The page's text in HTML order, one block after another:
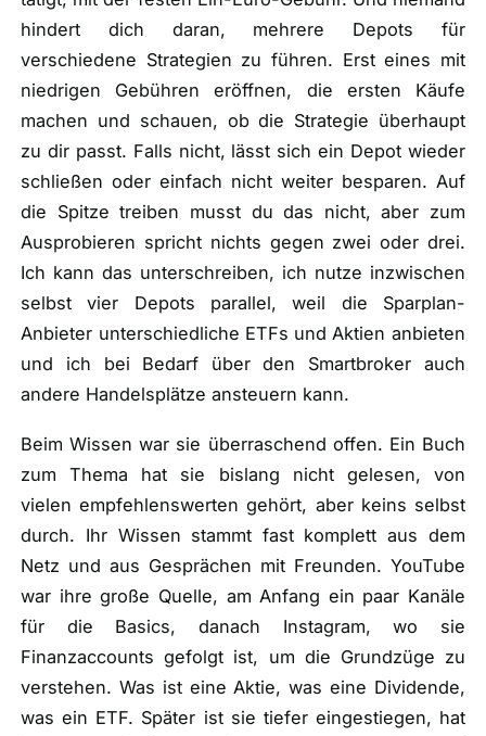
hindert dich daran, mehrere Depots für
verschiedene Strategien zu führen. Erst eines mit
niedrigen Gebühren eröffnen, die ersten Käufe
machen und schauen, ob die Strategie überhaupt
zu dir passt. Falls nicht, lässt sich ein Depot wieder
schließen oder einfach nicht weiter besparen. Auf
die Spitze treiben musst du das nicht, aber zum
Ausprobieren spricht nichts gegen zwei oder drei.
Ich kann das unterschreiben, ich nutze inzwischen
selbst vier Depots parallel, weil die Sparplan-
Anbieter unterschiedliche ETFs und Aktien anbieten
und ich bei Bedarf über den Smartbroker auch
andere Handelsplätze ansteuern kann.
Beim Wissen war sie überraschend offen. Ein Buch
zum Thema hat sie bislang nicht gelesen, von
vielen empfehlenswerten gehört, aber keins selbst
durch. Ihr Wissen stammt fast komplett aus dem
Netz und aus Gesprächen mit Freunden. YouTube
war ihre große Quelle, am Anfang ein paar Kanäle
für die Basics, danach Instagram, wo sie
Finanzaccounts gefolgt ist, um die Grundzüge zu
verstehen. Was ist eine Aktie, was eine Dividende,
was ein ETF. Später ist sie tiefer eingestiegen, hat